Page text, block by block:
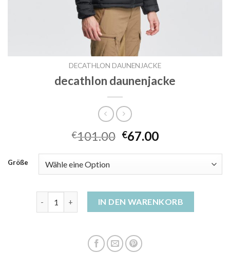
DECATHLON DAUNENJACKE
decathlon daunenjacke
€101.00 €67.00
Größe
decathlon daunenjacke Menge
IN DEN WARENKORB